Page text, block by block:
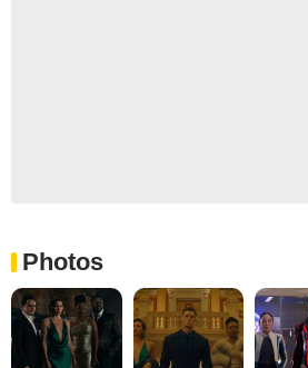
Photos